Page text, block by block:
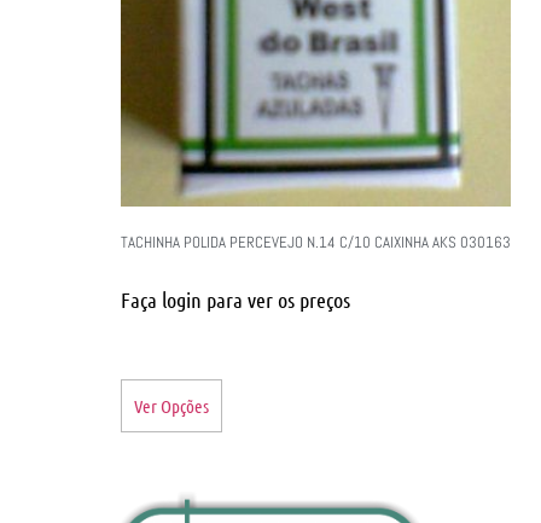
TACHINHA POLIDA PERCEVEJO N.14 C/10 CAIXINHA AKS 030163
Faça login para ver os preços
Ver Opções